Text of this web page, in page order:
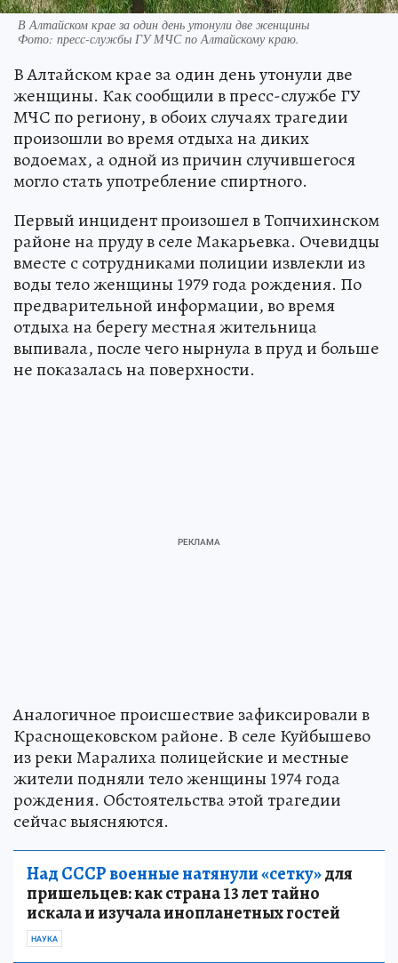
В Алтайском крае за один день утонули две женщины
Фото: пресс-службы ГУ МЧС по Алтайскому краю.
В Алтайском крае за один день утонули две
женщины. Как сообщили в пресс-службе ГУ
МЧС по региону, в обоих случаях трагедии
произошли во время отдыха на диких
водоемах, а одной из причин случившегося
могло стать употребление спиртного.
Первый инцидент произошел в Топчихинском
районе на пруду в селе Макарьевка. Очевидцы
вместе с сотрудниками полиции извлекли из
воды тело женщины 1979 года рождения. По
предварительной информации, во время
отдыха на берегу местная жительница
выпивала, после чего нырнула в пруд и больше
не показалась на поверхности.
Аналогичное происшествие зафиксировали в
Краснощековском районе. В селе Куйбышево
из реки Маралиха полицейские и местные
жители подняли тело женщины 1974 года
рождения. Обстоятельства этой трагедии
сейчас выясняются.
Над СССР военные натянули «сетку»для
пришельцев: как страна 13 лет тайно
искала и изучала инопланетных гостей
НАУКА